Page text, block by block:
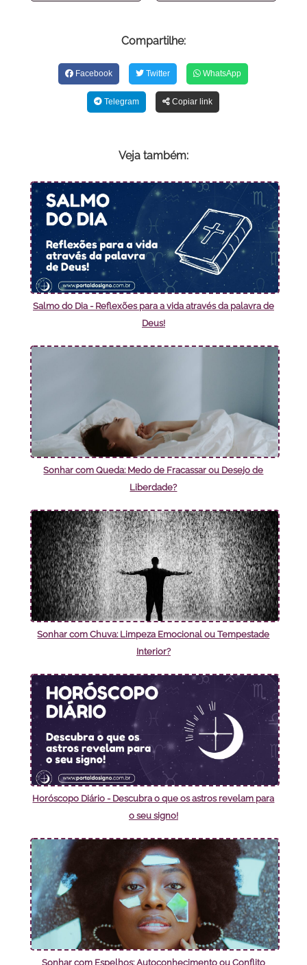
Compartilhe:
Facebook Twitter WhatsApp
Telegram Copiar link
Veja também:
Salmo do Dia - Reflexões para a vida através da palavra de
Deus!
Sonhar com Queda: Medo de Fracassar ou Desejo de
Liberdade?
Sonhar com Chuva: Limpeza Emocional ou Tempestade
Interior?
Horóscopo Diário - Descubra o que os astros revelam para
o seu signo!
Sonhar com Espelhos: Autoconhecimento ou Conflito